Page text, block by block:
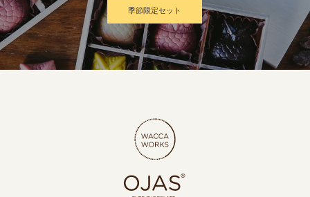
季節限定セット